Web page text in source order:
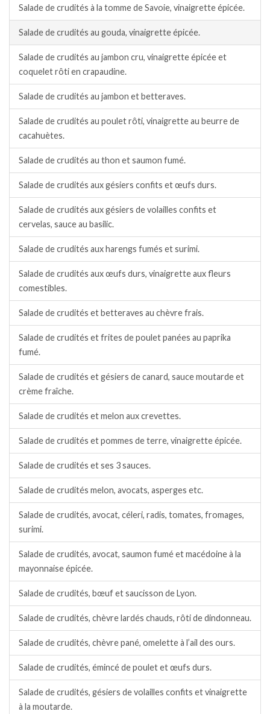
Salade de crudités à la tomme de Savoie, vinaigrette épicée.
Salade de crudités au gouda, vinaigrette épicée.
Salade de crudités au jambon cru, vinaigrette épicée et
coquelet rôti en crapaudine.
Salade de crudités au jambon et betteraves.
Salade de crudités au poulet rôti, vinaigrette au beurre de
cacahuètes.
Salade de crudités au thon et saumon fumé.
Salade de crudités aux gésiers confits et œufs durs.
Salade de crudités aux gésiers de volailles confits et
cervelas, sauce au basilic.
Salade de crudités aux harengs fumés et surimi.
Salade de crudités aux œufs durs, vinaigrette aux fleurs
comestibles.
Salade de crudités et betteraves au chèvre frais.
Salade de crudités et frites de poulet panées au paprika
fumé.
Salade de crudités et gésiers de canard, sauce moutarde et
crème fraîche.
Salade de crudités et melon aux crevettes.
Salade de crudités et pommes de terre, vinaigrette épicée.
Salade de crudités et ses 3 sauces.
Salade de crudités melon, avocats, asperges etc.
Salade de crudités, avocat, céleri, radis, tomates, fromages,
surimi.
Salade de crudités, avocat, saumon fumé et macédoine à la
mayonnaise épicée.
Salade de crudités, bœuf et saucisson de Lyon.
Salade de crudités, chèvre lardés chauds, rôti de dindonneau.
Salade de crudités, chèvre pané, omelette à l’ail des ours.
Salade de crudités, émincé de poulet et œufs durs.
Salade de crudités, gésiers de volailles confits et vinaigrette
à la moutarde.